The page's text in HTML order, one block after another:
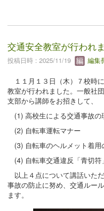
交通安全教室が行われ
投稿日時 : 2025/11/19 編集
１１月１３日（木）７校時
教室が行われました。一般社
支部から講師をお招きして、
(1) 高校生による交通事故の
(2) 自転車運転マナー
(3) 自転車のヘルメット着用
(4) 自転車交通違反「青切符」
以上４点について講話いた
事故の防止に努め、交通ルー
ます。